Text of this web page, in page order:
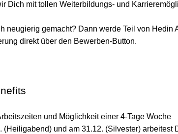
Dich mit tollen Weiterbildungs- und
neugierig gemacht? Dann werde Teil von Hedin
direkt über den Bewerben-Button.
und Möglichkeit einer 4-Tage Woche
(Heiligabend) und am 31.12. (Silvester) arbeitest